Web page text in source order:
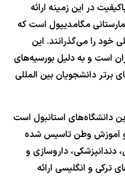
در این زمینه ارائه
مگا‌مدیپول است که
خود را می‌گذرانند. این
است و به دلیل بورسیه‌های
برتر دانشجویان بین المللی
دانشگاه‌های استانبول است
سلامت و آموزش وطن تاسیس شده
دندانپزشکی، داروسازی و
ترکی و انگلیسی ارائه